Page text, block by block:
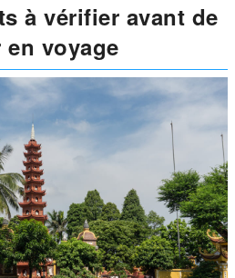
à vérifier avant de
voyage